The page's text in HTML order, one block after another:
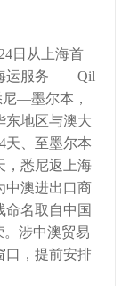
日从上海首
运服务——Qil
—墨尔本，
东地区与澳大
天、至墨尔本
，悉尼返上海
中澳进出口商
命名取自中国
涉中澳贸易
口，提前安排